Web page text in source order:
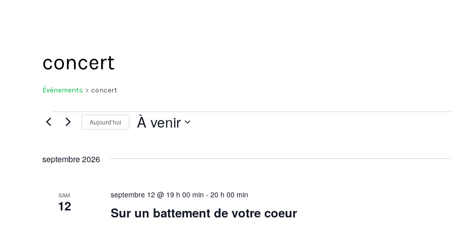
concert
Évènements concert
Évènements
Aujourd’hui À venir
septembre 2026
SAM
12 Sur un battement de votre coeur
septembre 12 @ 19 h 00 min - 20 h 00 min